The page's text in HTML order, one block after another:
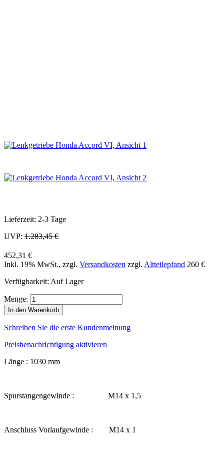
Lieferzeit: 2-3 Tage
UVP: 1.283,45 €
452,31 €
Inkl. 19% MwSt., zzgl. Versandkosten zzgl. Altteilepfand 260 €
Verfügbarkeit: Auf Lager
Menge:
In den Warenkorb
Schreiben Sie die erste Kundenmeinung
Preisbenachrichtigung aktivieren
Länge : 1030 mm
Spurstangengewinde : M14 x 1,5
Anschluss Vorlaufgewinde : M14 x 1